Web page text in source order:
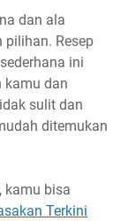
dan ala
pilihan. Resep
ini
kamu dan
sulit dan
ditemukan
kamu bisa
Terkini